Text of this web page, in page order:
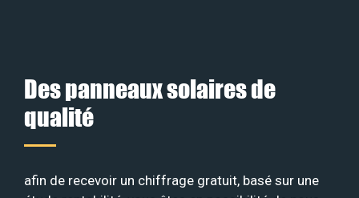
Des panneaux solaires de
qualité
afin de recevoir un chiffrage gratuit, basé sur une